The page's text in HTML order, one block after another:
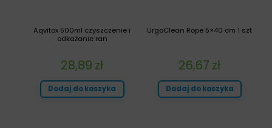
UrgoClean Rope 5×40 cm 1 szt
26,67 zł
Dodaj do koszyka
Aqvitox 500ml czyszczenie i
odkażanie ran
28,89 zł
Dodaj do koszyka